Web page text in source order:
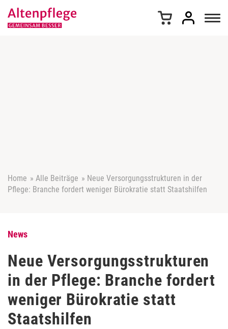
Home » Alle Beiträge » Neue Versorgungsstrukturen in der
Pflege: Branche fordert weniger Bürokratie statt Staatshilfen
News
Neue Versorgungsstrukturen
in der Pflege: Branche fordert
weniger Bürokratie statt
Staatshilfen